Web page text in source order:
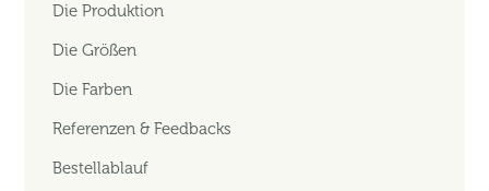
Die Produktion
Die Größen
Die Farben
Referenzen & Feedbacks
Bestellablauf